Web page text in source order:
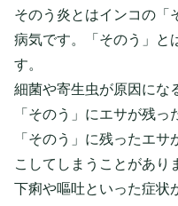
そのう炎とはインコの「
病気です。「そのう」と
す。
細菌や寄生虫が原因にな
「そのう」にエサが残っ
「そのう」に残ったエ
こしてしまうことがあり
下痢や嘔吐といった症状